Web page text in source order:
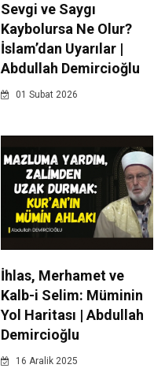
Sevgi ve Saygı
Kaybolursa Ne Olur?
İslam’dan Uyarılar |
Abdullah Demircioğlu
01 Subat 2026
İhlas, Merhamet ve
Kalb-i Selim: Müminin
Yol Haritası | Abdullah
Demircioğlu
16 Aralik 2025